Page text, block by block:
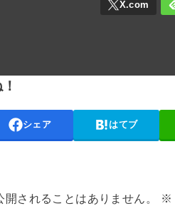
シェア はてブ
開されることはありません。 ※